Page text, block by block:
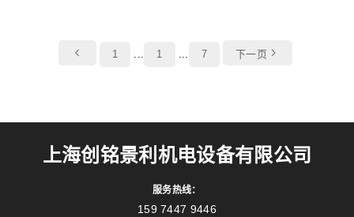
1 ... 1 ... 7 下一页
上海创铭景利机电设备有限公司
服务热线：
159 7447 9446